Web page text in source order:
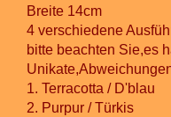
Breite 14cm
4 verschiedene
bitte beachten Sie,es
1. Terracotta / D'blau
2. Purpur / Türkis